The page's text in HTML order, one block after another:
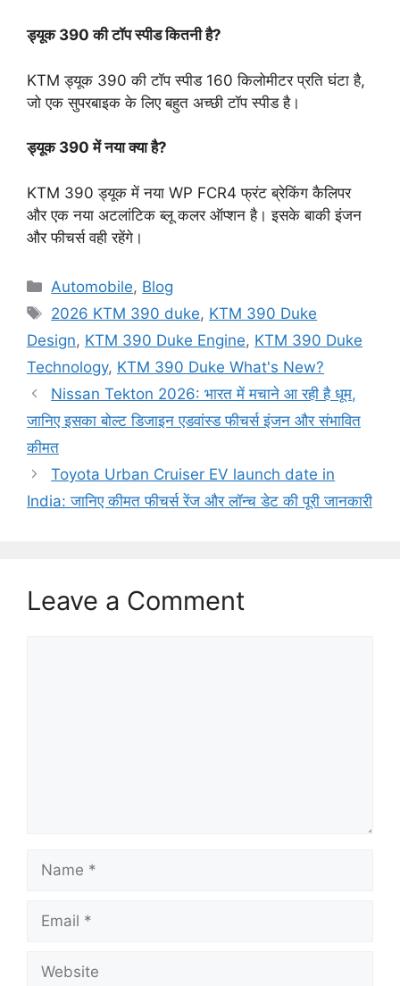
ड्यूक 390 की टॉप स्पीड कितनी है?
KTM ड्यूक 390 की टॉप स्पीड 160 किलोमीटर प्रति घंटा है,
जो एक सुपरबाइक के लिए बहुत अच्छी टॉप स्पीड है।
ड्यूक 390 में नया क्या है?
KTM 390 ड्यूक में नया WP FCR4 फ्रंट ब्रेकिंग कैलिपर
और एक नया अटलांटिक ब्लू कलर ऑप्शन है। इसके बाकी इंजन
और फीचर्स वही रहेंगे।
Categories
Automobile, Blog
Tags
2026 KTM 390 duke, KTM 390 Duke
Design, KTM 390 Duke Engine, KTM 390 Duke
Technology, KTM 390 Duke What's New?
Nissan Tekton 2026: भारत में मचाने आ रही है धूम,
जानिए इसका बोल्ट डिजाइन एडवांस्ड फीचर्स इंजन और संभावित
कीमत
Toyota Urban Cruiser EV launch date in
India: जानिए कीमत फीचर्स रेंज और लॉन्च डेट की पूरी जानकारी
Leave a Comment